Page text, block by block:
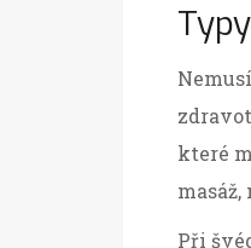
které
Při